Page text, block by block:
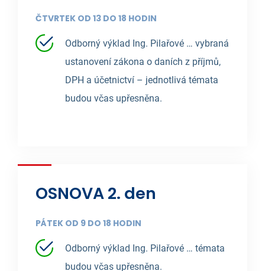
ČTVRTEK OD 13 DO 18 HODIN
Odborný výklad Ing. Pilařové … vybraná
ustanovení zákona o daních z příjmů,
DPH a účetnictví – jednotlivá témata
budou včas upřesněna.
OSNOVA 2. den
PÁTEK OD 9 DO 18 HODIN
Odborný výklad Ing. Pilařové … témata
budou včas upřesněna.